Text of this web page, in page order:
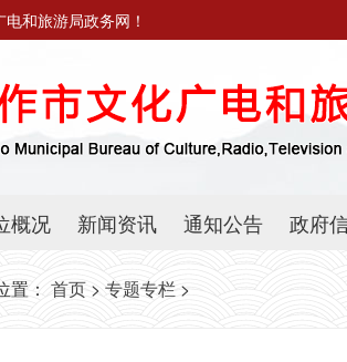
和旅游局政务网！
概况 新闻资讯 通知公告
政府
置： 首页> 专题专栏 >